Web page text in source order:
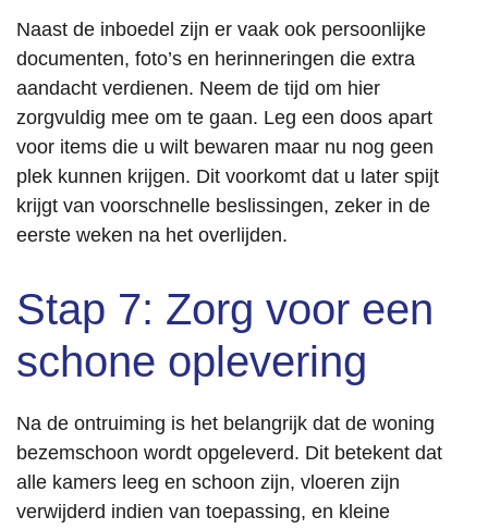
Naast de inboedel zijn er vaak ook persoonlijke
documenten, foto’s en herinneringen die extra
aandacht verdienen. Neem de tijd om hier
zorgvuldig mee om te gaan. Leg een doos apart
voor items die u wilt bewaren maar nu nog geen
plek kunnen krijgen. Dit voorkomt dat u later spijt
krijgt van voorschnelle beslissingen, zeker in de
eerste weken na het overlijden.
Stap 7: Zorg voor een
schone oplevering
Na de ontruiming is het belangrijk dat de woning
bezemschoon wordt opgeleverd. Dit betekent dat
alle kamers leeg en schoon zijn, vloeren zijn
verwijderd indien van toepassing, en kleine